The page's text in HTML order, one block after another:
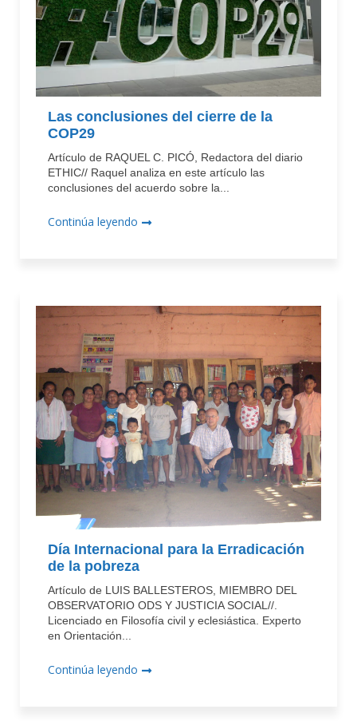
Las conclusiones del cierre de la
COP29
Artículo de RAQUEL C. PICÓ, Redactora del diario
ETHIC// Raquel analiza en este artículo las
conclusiones del acuerdo sobre la...
Continúa leyendo
Día Internacional para la Erradicación
de la pobreza
Artículo de LUIS BALLESTEROS, MIEMBRO DEL
OBSERVATORIO ODS Y JUSTICIA SOCIAL//.
Licenciado en Filosofía civil y eclesiástica. Experto
en Orientación...
Continúa leyendo